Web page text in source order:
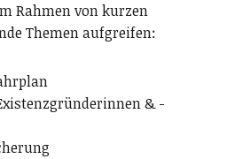
Rahmen von kurzen
Themen aufgreifen:
& -